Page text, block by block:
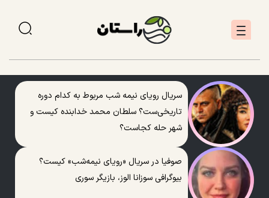
سریال رویای نیمه شب مربوط به کدام دوره
تاریخی‌ست؟ سلطان محمد خدابنده کیست و
شهر حله کجاست؟
صوفیا در سریال «رویای نیمه‌شب» کیست؟
بیوگرافی سوزانا الوز، بازیگر سوری